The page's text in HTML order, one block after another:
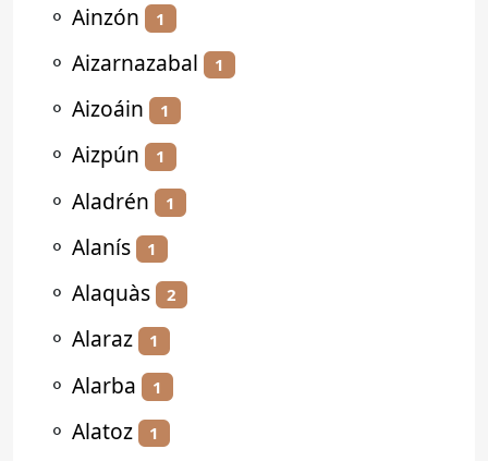
⚬ Ainzón 1
⚬ Aizarnazabal 1
⚬ Aizoáin 1
⚬ Aizpún 1
⚬ Aladrén 1
⚬ Alanís 1
⚬ Alaquàs 2
⚬ Alaraz 1
⚬ Alarba 1
⚬ Alatoz 1